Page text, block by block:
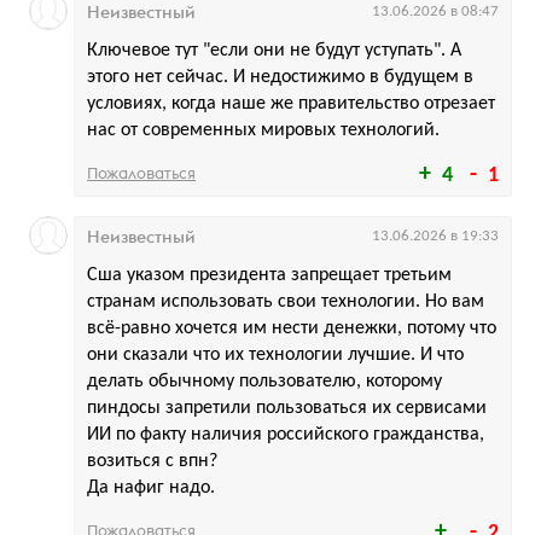
4 1
Ключевое тут "если они не будут уступать". А
этого нет сейчас. И недостижимо в будущем в
условиях, когда наше же правительство отрезает
нас от современных мировых технологий.
Неизвестный 13.06.2026 в 08:47
Пожаловаться
Сша указом президента запрещает третьим
странам использовать свои технологии. Но вам
всё-равно хочется им нести денежки, потому что
они сказали что их технологии лучшие. И что
делать обычному пользователю, которому
пиндосы запретили пользоваться их сервисами
ИИ по факту наличия российского гражданства,
возиться с впн?
Да нафиг надо.
Неизвестный 13.06.2026 в 19:33
Пожаловаться